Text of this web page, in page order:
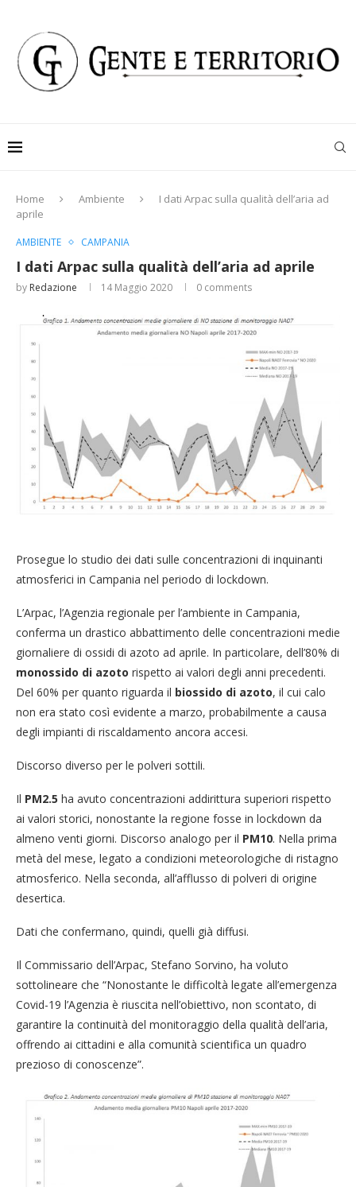
Home Ambiente
I dati Arpac sulla qualità dell’aria ad
aprile
AMBIENTE CAMPANIA
I dati Arpac sulla qualità dell’aria ad aprile
by Redazione 14 Maggio 2020 0 comments
Prosegue lo studio dei dati sulle concentrazioni di inquinanti
atmosferici in Campania nel periodo di lockdown.
L’Arpac, l’Agenzia regionale per l’ambiente in Campania,
conferma un drastico abbattimento delle concentrazioni medie
giornaliere di ossidi di azoto ad aprile. In particolare, dell’80% di
monossido di azoto rispetto ai valori degli anni precedenti.
Del 60% per quanto riguarda il biossido di azoto, il cui calo
non era stato così evidente a marzo, probabilmente a causa
degli impianti di riscaldamento ancora accesi.
Discorso diverso per le polveri sottili.
Il PM2.5 ha avuto concentrazioni addirittura superiori rispetto
ai valori storici, nonostante la regione fosse in lockdown da
almeno venti giorni. Discorso analogo per il PM10. Nella prima
metà del mese, legato a condizioni meteorologiche di ristagno
atmosferico. Nella seconda, all’afflusso di polveri di origine
desertica.
Dati che confermano, quindi, quelli già diffusi.
Il Commissario dell’Arpac, Stefano Sorvino, ha voluto
sottolineare che “Nonostante le difficoltà legate all’emergenza
Covid-19 l’Agenzia è riuscita nell’obiettivo, non scontato, di
garantire la continuità del monitoraggio della qualità dell’aria,
offrendo ai cittadini e alla comunità scientifica un quadro
prezioso di conoscenze”.